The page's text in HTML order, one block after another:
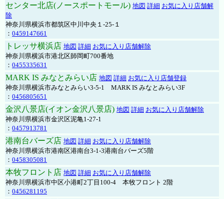
センター北店(ノースポートモール) 地図 詳細 お気に入り店舗解
除
神奈川県横浜市都筑区中川中央１-25-１
： 0459147661
トレッサ横浜店 地図 詳細 お気に入り店舗解除
神奈川県横浜市港北区師岡町700番地
： 0455335631
MARK IS みなとみらい店 地図 詳細 お気に入り店舗登録
神奈川県横浜市みなとみらい3-5-1 MARK IS みなとみらい3F
： 0456805651
金沢八景店(イオン金沢八景店) 地図 詳細 お気に入り店舗解除
神奈川県横浜市金沢区泥亀1-27-1
： 0457913781
港南台バーズ店 地図 詳細 お気に入り店舗解除
神奈川県横浜市港南区港南台3-1-3港南台バーズ5階
： 0458305081
本牧フロント店 地図 詳細 お気に入り店舗解除
神奈川県横浜市中区小港町2丁目100-4 本牧フロント 2階
： 0456281195